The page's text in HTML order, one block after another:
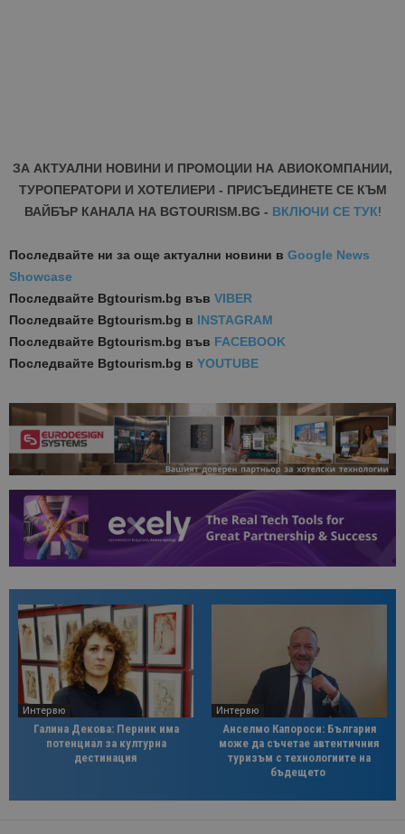
ЗА АКТУАЛНИ НОВИНИ И ПРОМОЦИИ НА АВИОКОМПАНИИ,
ТУРОПЕРАТОРИ И ХОТЕЛИЕРИ - ПРИСЪЕДИНЕТЕ СЕ КЪМ
ВАЙБЪР КАНАЛА НА BGTOURISM.BG - ВКЛЮЧИ СЕ ТУК!
Последвайте ни за още актуални новини в Google News
Showcase
Последвайте Bgtourism.bg във VIBER
Последвайте Bgtourism.bg в INSTAGRAM
Последвайте Bgtourism.bg във FACEBOOK
Последвайте Bgtourism.bg в YOUTUBE
Интервю
Галина Декова: Перник има
потенциал за културна
дестинация
Интервю
Анселмо Капороси: България
може да съчетае автентичния
туризъм с технологиите на
бъдещето